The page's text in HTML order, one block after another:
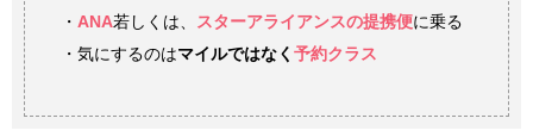
・ ANA若しくは、 スターアライアンスの提携便に乗る
・気にするのはマイルではなく 予約クラス